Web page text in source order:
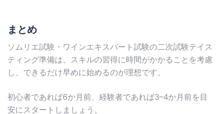
まとめ
ソムリエ試験・ワインエキスパート試験の二次試験テイス
ティング準備は、スキルの習得に時間がかかることを考慮
し、できるだけ早めに始めるのが理想です。
初心者であれば6か月前、経験者であれば3–4か月前を目
安にスタートしましょう。